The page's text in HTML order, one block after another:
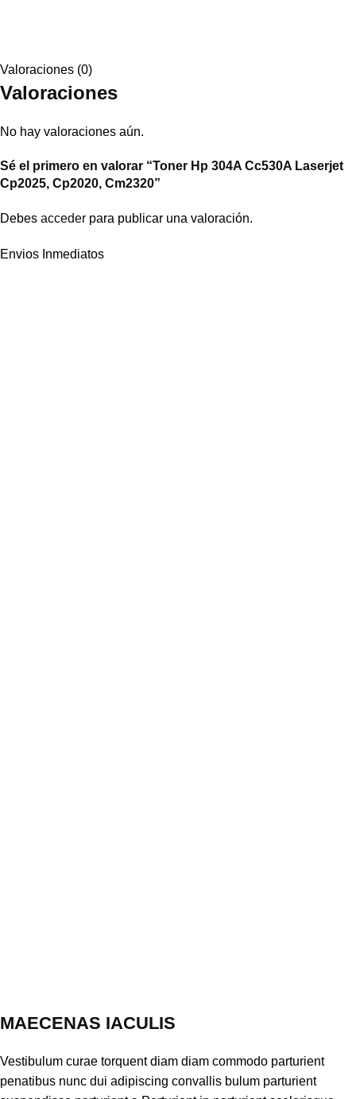
Valoraciones (0)
Valoraciones
No hay valoraciones aún.
Sé el primero en valorar “Toner Hp 304A Cc530A Laserjet
Cp2025, Cp2020, Cm2320”
Debes acceder para publicar una valoración.
Envios Inmediatos
MAECENAS IACULIS
Vestibulum curae torquent diam diam commodo parturient
penatibus nunc dui adipiscing convallis bulum parturient